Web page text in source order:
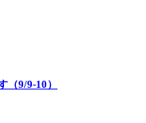
9/9-10）